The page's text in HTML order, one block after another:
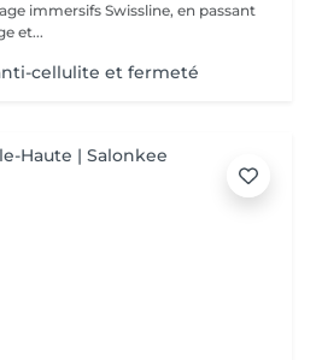
immersifs Swissline, en passant
et...
cellulite et fermeté